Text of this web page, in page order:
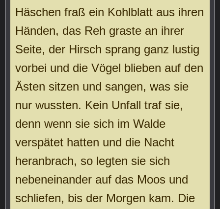
Häschen fraß ein Kohlblatt aus ihren
Händen, das Reh graste an ihrer
Seite, der Hirsch sprang ganz lustig
vorbei und die Vögel blieben auf den
Ästen sitzen und sangen, was sie
nur wussten. Kein Unfall traf sie,
denn wenn sie sich im Walde
verspätet hatten und die Nacht
heranbrach, so legten sie sich
nebeneinander auf das Moos und
schliefen, bis der Morgen kam. Die